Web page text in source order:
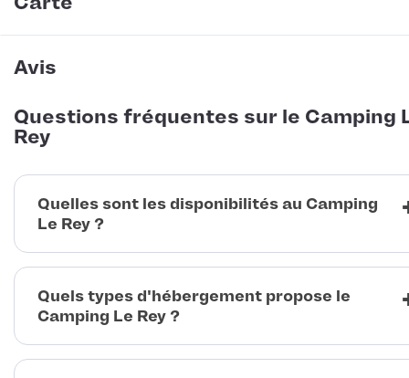
Avis
Questions fréquentes sur le Camping
Rey
Quelles sont les disponibilités au Camping
Le Rey ?
Quels types d'hébergement propose le
Camping Le Rey ?